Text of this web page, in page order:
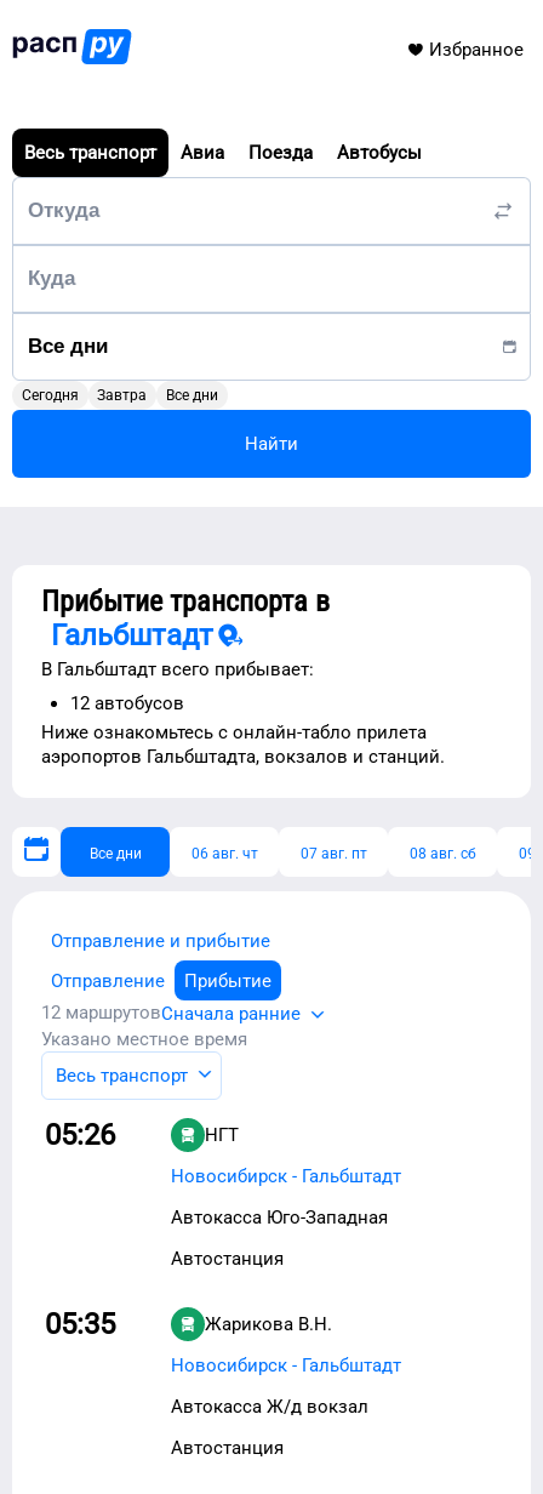
Избранное
Весь транспорт Авиа Поезда Автобусы
Сегодня Завтра Все дни
Найти
Прибытие транспорта в
Гальбштадт
В Гальбштадт всего прибывает:
12 автобусов
Ниже ознакомьтесь с онлайн-табло прилета
аэропортов Гальбштадта, вокзалов и станций.
Все дни 06 авг. чт 07 авг. пт 08 авг. сб 09
Отправление и прибытие
Отправление
Прибытие
12 маршрутовСначала ранние
Указано местное время
Весь транспорт
05:26
НГТ
Новосибирск - Гальбштадт
Автокасса Юго-Западная
Автостанция
05:35
Жарикова В.Н.
Новосибирск - Гальбштадт
Автокасса Ж/д вокзал
Автостанция